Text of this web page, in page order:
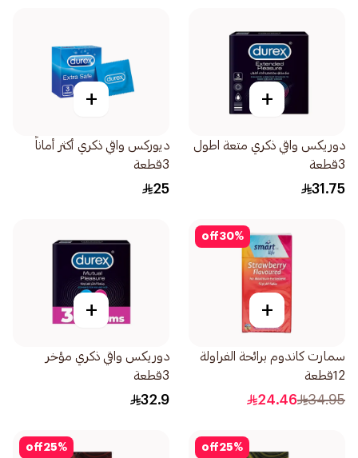
+
دوريكس واقي ذكري متعة اطول
3قطعة
31.75
+
ديوركس واقي ذكري أكثر أماناً
3قطعة
25
30%
off
+
سمارت كاندوم برائحة الفراولة
12قطعة
34.95
24.46
+
دوريكس واقي ذكري مؤخر
3قطعة
32.9
25%
off
25%
off